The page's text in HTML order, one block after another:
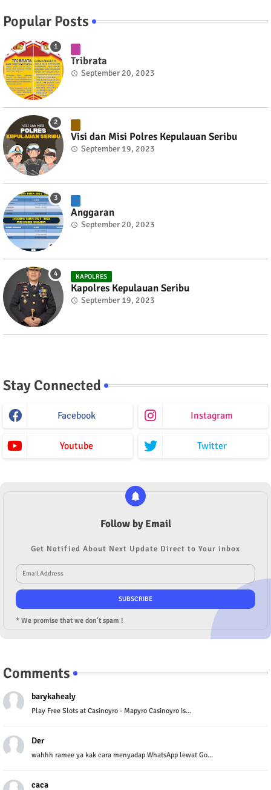
Popular Posts
Tribrata
September 20, 2023
Visi dan Misi Polres Kepulauan Seribu
September 19, 2023
Anggaran
September 20, 2023
KAPOLRES
Kapolres Kepulauan Seribu
September 19, 2023
Stay Connected
Facebook Instagram
Youtube Twitter
Follow by Email
Get Notified About Next Update Direct to Your inbox
* We promise that we don't spam !
Comments
barykahealy
Play Free Slots at Casinoyro - Mapyro Casinoyro is...
Der
wahhh ramee ya kak cara menyadap WhatsApp lewat Go...
caca